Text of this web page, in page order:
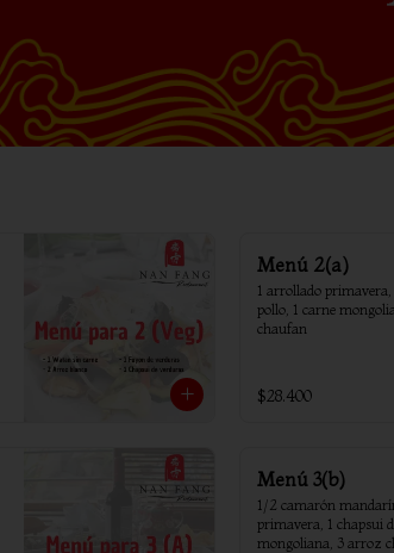
Menú 2(a)
1 arrollado primavera,
pollo, 1 carne
chaufan
$28.400
Menú 3(b)
1/2 camarón
primavera, 1 chapsui
mongoliana, 3 arroz